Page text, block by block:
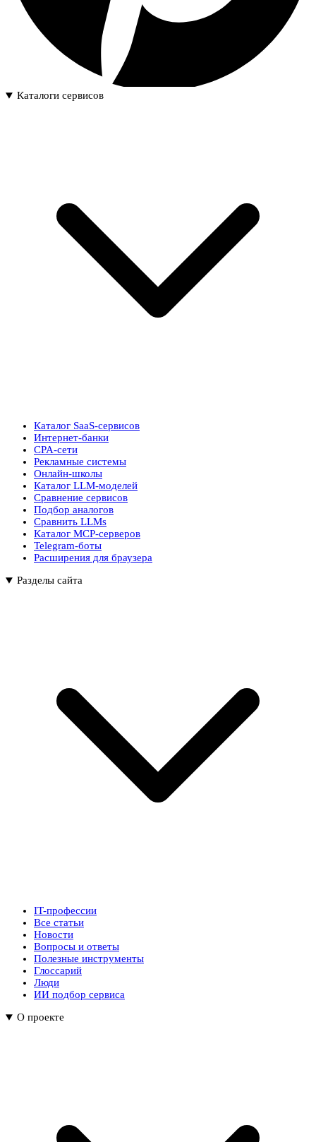
Каталоги сервисов
Каталог SaaS-сервисов
Интернет-банки
CPA-сети
Рекламные системы
Онлайн-школы
Каталог LLM-моделей
Сравнение сервисов
Подбор аналогов
Сравнить LLMs
Каталог MCP-серверов
Telegram-боты
Расширения для браузера
Разделы сайта
IT-профессии
Все статьи
Новости
Вопросы и ответы
Полезные инструменты
Глоссарий
Люди
ИИ подбор сервиса
О проекте